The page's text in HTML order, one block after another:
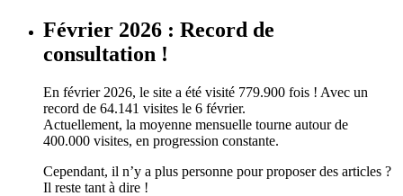
Février 2026 : Record de
consultation !
En février 2026, le site a été visité 779.900 fois ! Avec un
record de 64.141 visites le 6 février.
Actuellement, la moyenne mensuelle tourne autour de
400.000 visites, en progression constante.
Cependant, il n’y a plus personne pour proposer des articles ?
Il reste tant à dire !